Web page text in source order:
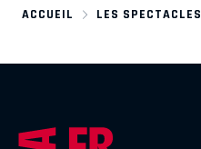
ACCUEIL LES SPECTACLES